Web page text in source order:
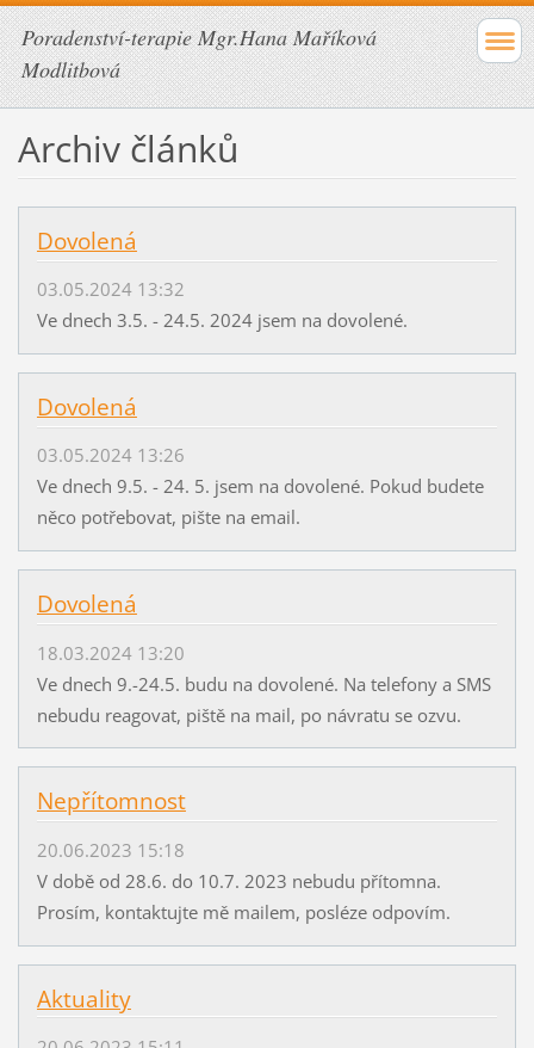
Poradenství-terapie Mgr.Hana Maříková
Modlitbová
Archiv článků
Dovolená
03.05.2024 13:32
Ve dnech 3.5. - 24.5. 2024 jsem na dovolené.
Dovolená
03.05.2024 13:26
Ve dnech 9.5. - 24. 5. jsem na dovolené. Pokud budete
něco potřebovat, pište na email.
Dovolená
18.03.2024 13:20
Ve dnech 9.-24.5. budu na dovolené. Na telefony a SMS
nebudu reagovat, piště na mail, po návratu se ozvu.
Nepřítomnost
20.06.2023 15:18
V době od 28.6. do 10.7. 2023 nebudu přítomna.
Prosím, kontaktujte mě mailem, posléze odpovím.
Aktuality